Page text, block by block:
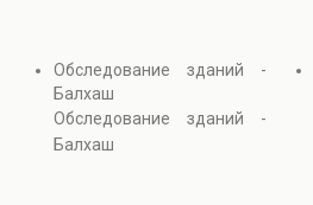
Обследование зданий -
Балхаш
Обследование зданий -
Балхаш